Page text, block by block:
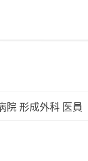
院 形成外科 医員